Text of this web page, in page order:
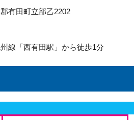
有田町立部乙2202
線「西有田駅」から徒歩1分